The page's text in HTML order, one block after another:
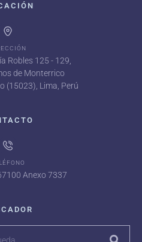
Robles 125 - 129,
de Monterrico
(15023), Lima, Perú
Anexo 7337